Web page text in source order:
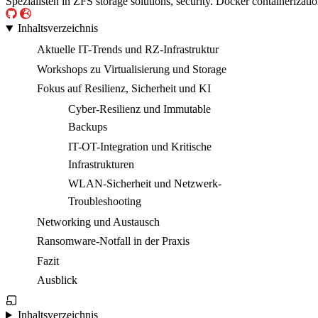
Inhaltsverzeichnis
Aktuelle IT-Trends und RZ-Infrastruktur
Workshops zu Virtualisierung und Storage
Fokus auf Resilienz, Sicherheit und KI
Cyber-Resilienz und Immutable
Backups
IT-OT-Integration und Kritische
Infrastrukturen
WLAN-Sicherheit und Netzwerk-
Troubleshooting
Networking und Austausch
Ransomware-Notfall in der Praxis
Fazit
Ausblick
Inhaltsverzeichnis